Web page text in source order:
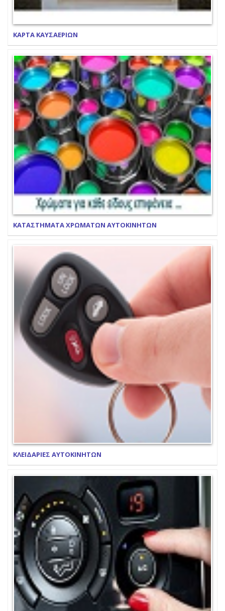
ΚΑΡΤΑ ΚΑΥΣΑΕΡΙΩΝ
ΚΑΤΑΣΤΗΜΑΤΑ ΧΡΩΜΑΤΩΝ ΑΥΤΟΚΙΝΗΤΩΝ
ΚΛΕΙΔΑΡΙΕΣ ΑΥΤΟΚΙΝΗΤΩΝ